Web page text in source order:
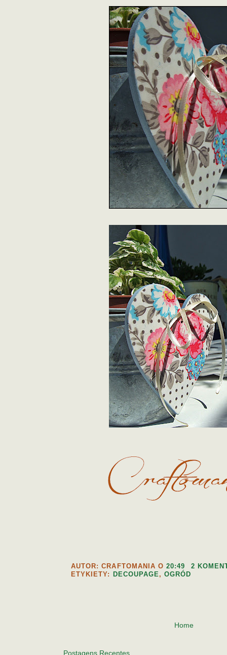
AUTOR: CRAFTOMANIAO20:49
2
ETYKIETY:
DECOUPAGE,OGRÓD
Postagens Recentes
Home